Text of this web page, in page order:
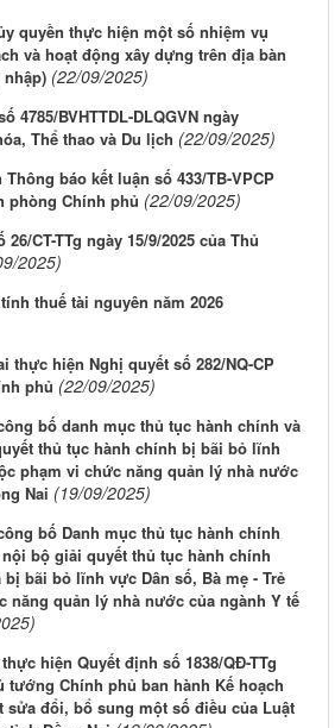
quyền thực hiện một số nhiệm vụ
và hoạt động xây dựng trên địa bàn
(22/09/2025)
4785/BVHTTDL-DLQGVN ngày
Thể thao và Du lịch (22/09/2025)
báo kết luận số 433/TB-VPCP
phòng Chính phủ (22/09/2025)
CT-TTg ngày 15/9/2025 của Thủ
2025)
thuế tài nguyên năm 2026
thực hiện Nghị quyết số 282/NQ-CP
phủ (22/09/2025)
bố danh mục thủ tục hành chính và
thủ tục hành chính bị bãi bỏ lĩnh
phạm vi chức năng quản lý nhà nước
Nai (19/09/2025)
bố Danh mục thủ tục hành chính
bộ giải quyết thủ tục hành chính
bãi bỏ lĩnh vực Dân số, Bà mẹ - Trẻ
năng quản lý nhà nước của ngành Y tế
hiện Quyết định số 1838/QĐ-TTg
tướng Chính phủ ban hành Kế hoạch
sửa đổi, bổ sung một số điều của Luật